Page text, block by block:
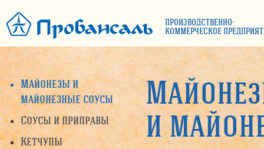
ПРОИЗВОДСТВЕННО-
КОММЕРЧЕСКОЕ
Майонезы и
майонезные соусы
Соусы и приправы
Кетчупы
и